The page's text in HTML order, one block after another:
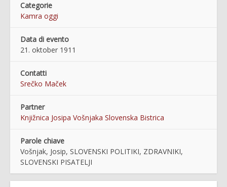
Categorie
Kamra oggi
Data di evento
21. oktober 1911
Contatti
Srečko Maček
Partner
Knjižnica Josipa Vošnjaka Slovenska Bistrica
Parole chiave
Vošnjak, Josip, SLOVENSKI POLITIKI, ZDRAVNIKI,
SLOVENSKI PISATELJI